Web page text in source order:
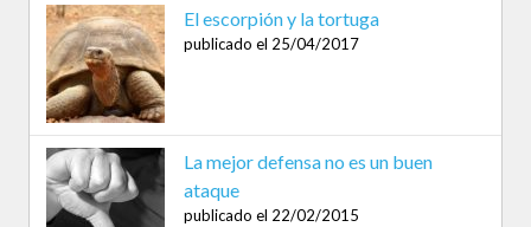
El escorpión y la tortuga
publicado el 25/04/2017
La mejor defensa no es un buen
ataque
publicado el 22/02/2015